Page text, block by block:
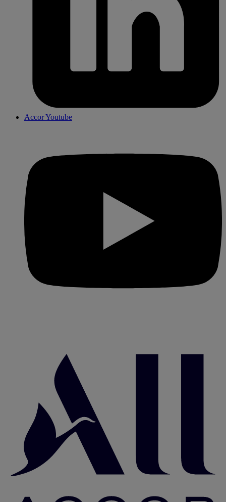
Accor Youtube